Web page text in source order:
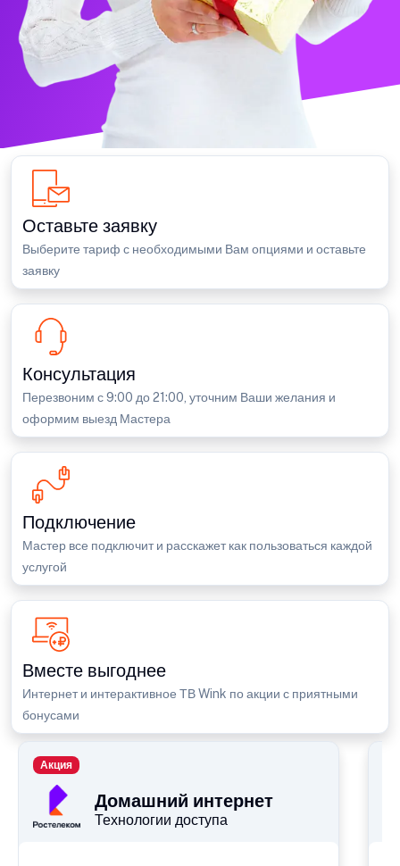
Оставьте заявку
Выберите тариф с необходимыми Вам опциями и оставьте
заявку
Консультация
Перезвоним с 9:00 до 21:00, уточним Ваши желания и
оформим выезд Мастера
Подключение
Мастер все подключит и расскажет как пользоваться каждой
услугой
Вместе выгоднее
Интернет и интерактивное ТВ Wink по акции с приятными
бонусами
Домашний интернет
Технологии доступа
Акция